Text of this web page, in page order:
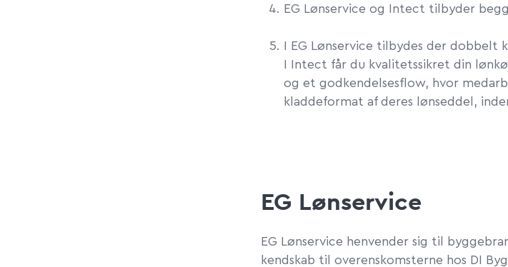
EG Lønservice og Intect tilbyder
I EG Lønservice tilbydes der dobbelt
I Intect får du kvalitetssikret din
ogetgodkendelsesflow, hvor
kladdeformat af deres lønseddel,
EG Lønservice
EG Lønservice henvender sig til
kendskab tiloverenskomsterne hos DI